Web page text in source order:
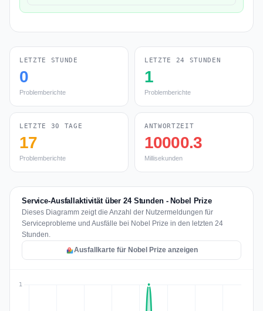
LETZTE STUNDE
0
Problemberichte
LETZTE 24 STUNDEN
1
Problemberichte
LETZTE 30 TAGE
17
Problemberichte
ANTWORTZEIT
10000.3
Millisekunden
Service-Ausfallaktivität über 24 Stunden - Nobel Prize
Dieses Diagramm zeigt die Anzahl der Nutzermeldungen für
Serviceprobleme und Ausfälle bei Nobel Prize in den letzten 24
Stunden.
Ausfallkarte für Nobel Prize anzeigen